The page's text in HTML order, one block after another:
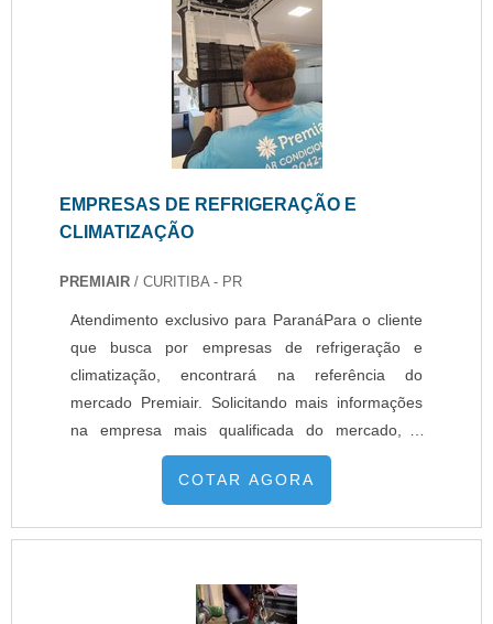
EMPRESAS DE REFRIGERAÇÃO E
CLIMATIZAÇÃO
PREMIAIR / CURITIBA - PR
Atendimento exclusivo para ParanáPara o cliente
que busca por empresas de refrigeração e
climatização, encontrará na referência do
mercado Premiair. Solicitando mais informações
na empresa mais qualificada do mercado, é
possível descobrir detalhes sobre a líder da área
de atuação.É importante lembrar que o serviço
Esse tipo de cuidado ajuda a garantir a qualidade
COTAR AGORA